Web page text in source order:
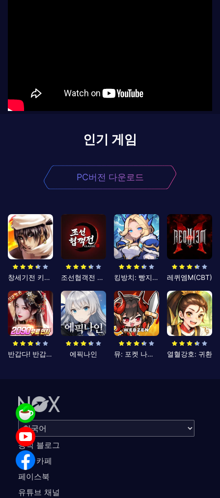
인기 게임
PC버전 다운로드
창세기전 키우기 조선협객전 클래식 킹방치: 빵지의 제왕 레퀴엠M(CBT)
반갑다! 반갑삼국지 에픽나인 뮤: 포켓 나이츠 열혈강호: 귀환
공식 블로그
공식 카페
페이스북
유튜브 채널